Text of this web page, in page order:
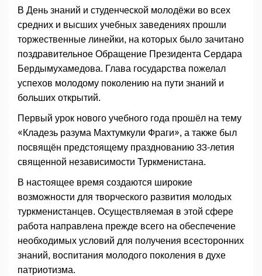
В День знаний и студенческой молодёжи во всех
средних и высших учебных заведениях прошли
торжественные линейки, на которых было зачитано
поздравительное Обращение Президента Сердара
Бердымухамедова. Глава государства пожелал
успехов молодому поколению на пути знаний и
больших открытий.
Первый урок нового учебного года прошёл на тему
«Кладезь разума Махтумкули Фраги», а также был
посвящён предстоящему празднованию 33-летия
священной независимости Туркменистана.
В настоящее время создаются широкие
возможности для творческого развития молодых
туркменистанцев. Осуществляемая в этой сфере
работа направлена прежде всего на обеспечение
необходимых условий для получения всесторонних
знаний, воспитания молодого поколения в духе
патриотизма.